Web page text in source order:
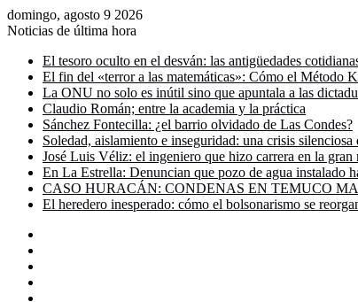
domingo, agosto 9 2026
Noticias de última hora
El tesoro oculto en el desván: las antigüedades
El fin del «terror a las matemáticas»: Cómo el Método
La ONU no solo es inútil sino que apuntala a las
Claudio Román; entre la academia y la práctica
Sánchez Fontecilla: ¿el barrio olvidado de Las Condes?
Soledad, aislamiento e inseguridad: una crisis silenciosa
José Luis Véliz: el ingeniero que hizo carrera en la
En La Estrella: Denuncian que pozo de agua instalado
CASO HURACÁN: CONDENAS EN TEMUCO
El heredero inesperado: cómo el bolsonarismo se